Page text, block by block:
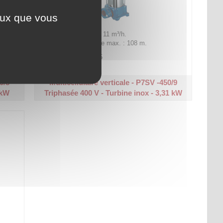
8
Plage de débit : 1,5 à 11 m³/h.
Hauteur manométrique max. : 108 m.
211885
Multicellulaire verticale - P7SV -450/9
Triphasée 400 V - Turbine inox - 3,31 kW
que vous